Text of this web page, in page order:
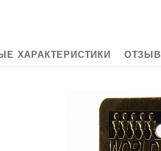
ХАРАКТЕРИСТИКИ